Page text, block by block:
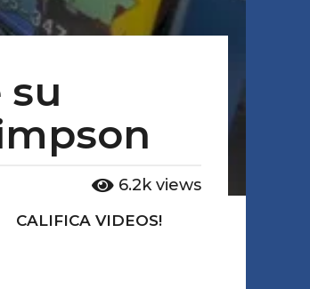
6.2k views
CALIFICA VIDEOS!